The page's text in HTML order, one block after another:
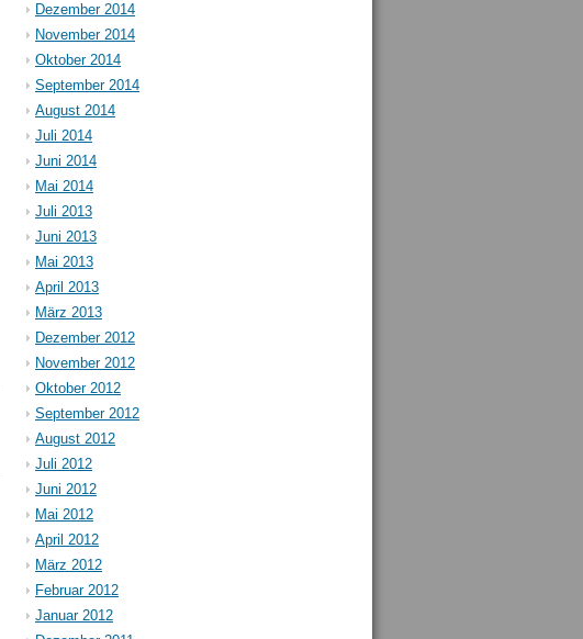
Dezember 2014
November 2014
Oktober 2014
September 2014
August 2014
Juli 2014
Juni 2014
Mai 2014
Juli 2013
Juni 2013
Mai 2013
April 2013
März 2013
Dezember 2012
November 2012
Oktober 2012
September 2012
August 2012
Juli 2012
Juni 2012
Mai 2012
April 2012
März 2012
Februar 2012
Januar 2012